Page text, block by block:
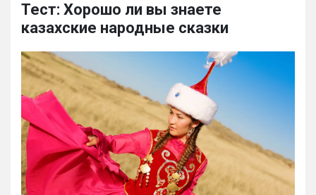
Тест: Хорошо ли вы знаете
казахские народные сказки